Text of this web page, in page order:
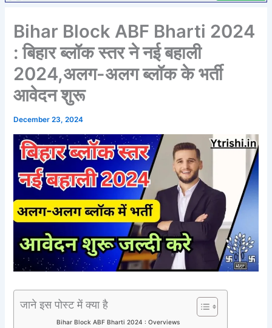
Bihar Block ABF Bharti 2024
: बिहार ब्लॉक स्तर ने नई बहाली
2024,अलग-अलग ब्लॉक के भर्ती
आवेदन शुरू
December 23, 2024
जाने इस पोस्ट में क्या है
Bihar Block ABF Bharti 2024 : Overviews